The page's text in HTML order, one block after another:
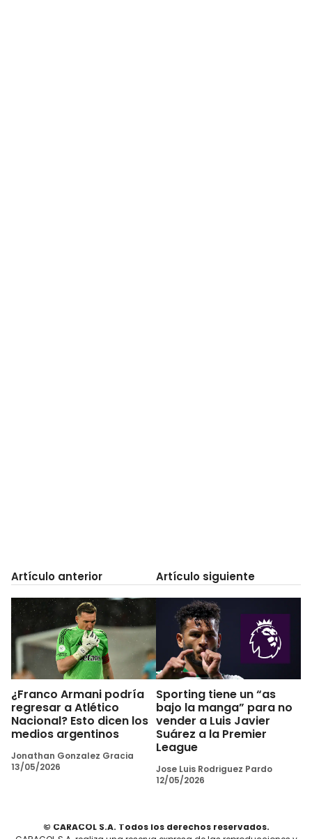
Artículo anterior
¿Franco Armani podría
regresar a Atlético
Nacional? Esto dicen los
medios argentinos
Jonathan Gonzalez Gracia
13/05/2026
Artículo siguiente
Sporting tiene un “as
bajo la manga” para no
vender a Luis Javier
Suárez a la Premier
League
Jose Luis Rodriguez Pardo
12/05/2026
© CARACOL S.A. Todos los derechos reservados.